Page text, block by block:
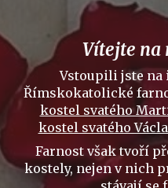
Vítejte na
Vstoupili jste
Římskokatolické
kostel svatého
kostel svatého
Farnost však tvoří
kostely, nejen v nich